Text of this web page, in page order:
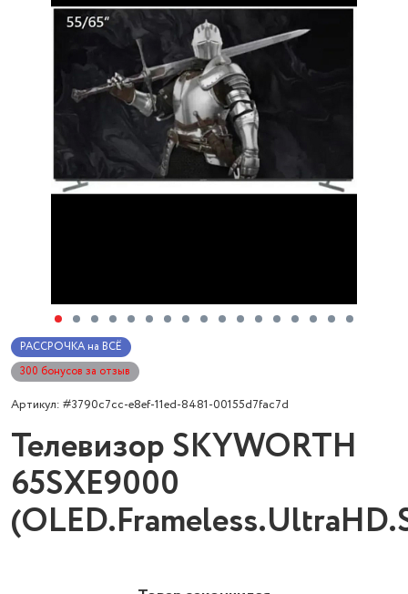
РАССРОЧКА на ВСЁ
300 бонусов за отзыв
Артикул: #3790c7cc-e8ef-11ed-8481-00155d7fac7d
Телевизор SKYWORTH
65SXE9000